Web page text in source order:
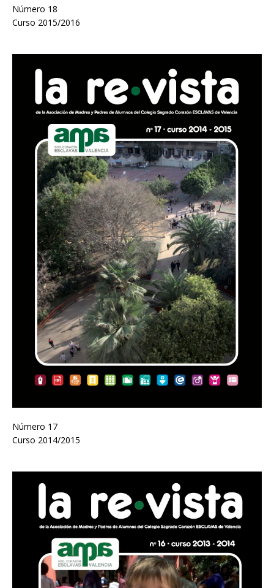
Número 18
Curso 2015/2016
Número 17
Curso 2014/2015